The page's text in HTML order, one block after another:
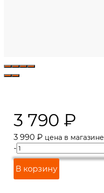
3 790 ₽
3 990 ₽ цена в магазине
-
В корзину